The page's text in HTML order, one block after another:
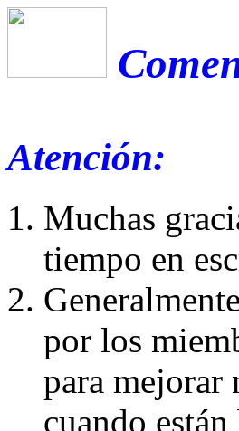
Atención:
Muchas
tiempo en
por los
para mejorar
cuando